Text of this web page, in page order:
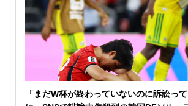
「まだW杯が終わっていないのに訴訟っ